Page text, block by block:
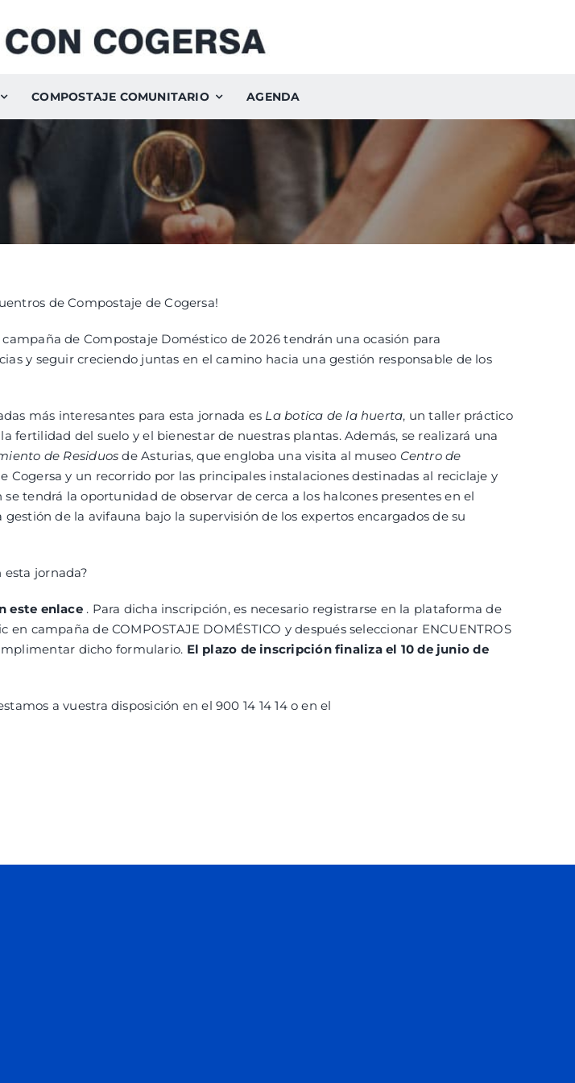
COMPOSTAJE COMUNITARIO AGENDA
de Compostaje de Cogersa!
de Compostaje Doméstico de 2026 tendrán una ocasión para
y seguir creciendo juntas en el camino hacia una gestión responsable de los
más interesantes para esta jornada es La botica de la huerta, un taller práctico
fertilidad del suelo y el bienestar de nuestras plantas. Además, se realizará una
de Residuos de Asturias, que engloba una visita al museo Centro de
Cogersa y un recorrido por las principales instalaciones destinadas al reciclaje y
tendrá la oportunidad de observar de cerca a los halcones presentes en el
de la avifauna bajo la supervisión de los expertos encargados de su
esta jornada?
este enlace. Para dicha inscripción, es necesario registrarse en la plataforma de
en campaña de COMPOSTAJE DOMÉSTICO y después seleccionar ENCUENTROS
dicho formulario. El plazo de inscripción finaliza el 10 de junio de
a vuestra disposición en el 900 14 14 14 o en el